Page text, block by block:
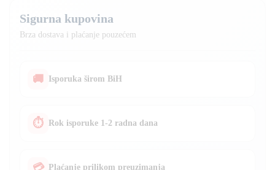
M18
količina
Sigurna kupovina
Brza dostava i plaćanje pouzećem
🚚 Isporuka širom BiH
⏱ Rok isporuke 1-2 radna dana
💳 Plaćanje prilikom preuzimanja